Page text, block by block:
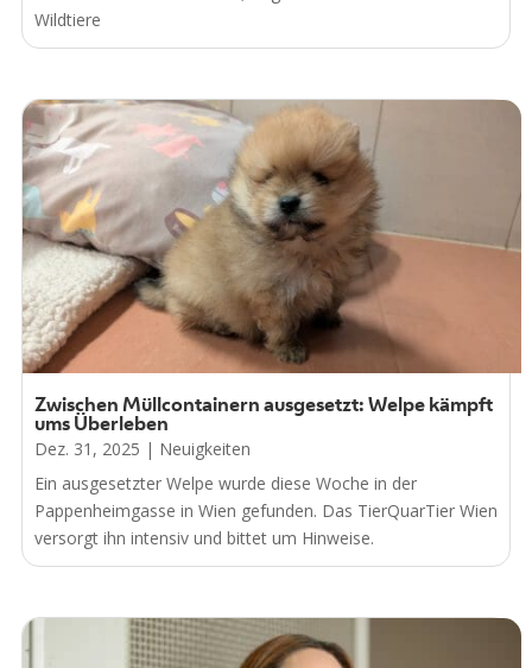
Wildtiere
Zwischen Müllcontainern ausgesetzt: Welpe kämpft
ums Überleben
Dez. 31, 2025 | Neuigkeiten
Ein ausgesetzter Welpe wurde diese Woche in der
Pappenheimgasse in Wien gefunden. Das TierQuarTier Wien
versorgt ihn intensiv und bittet um Hinweise.